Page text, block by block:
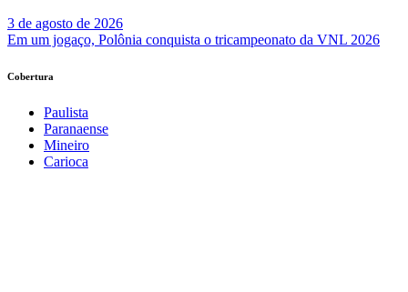
3 de agosto de 2026
Em um jogaço, Polônia conquista o tricampeonato da VNL 2026
Cobertura
Paulista
Paranaense
Mineiro
Carioca